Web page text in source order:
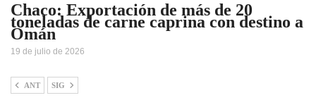
Chaco: Exportación de más de 20
toneladas de carne caprina con destino a
Omán
19 de julio de 2026
ANT SIG